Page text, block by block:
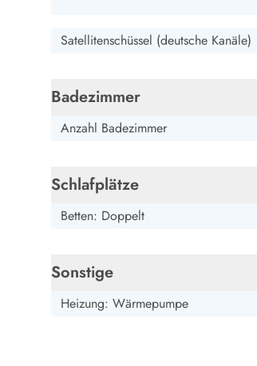
Kontakt & Öffnungszeiten
Nachhaltigkeit
Datenschutzerklärung
Satellitenschüssel (deutsche Kanäle)
Badezimmer
Anzahl Badezimmer
Schlafplätze
Betten: Doppelt
Sonstige
Heizung: Wärmepumpe